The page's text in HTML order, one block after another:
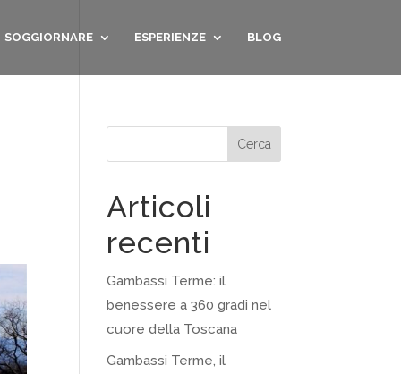
SOGGIORNARE ESPERIENZE BLOG
Cerca
Articoli
recenti
Gambassi Terme: il
benessere a 360 gradi nel
cuore della Toscana
Gambassi Terme, il